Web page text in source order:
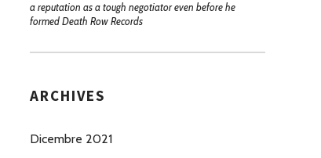
a reputation as a tough negotiator even before he
formed Death Row Records
ARCHIVES
Dicembre 2021